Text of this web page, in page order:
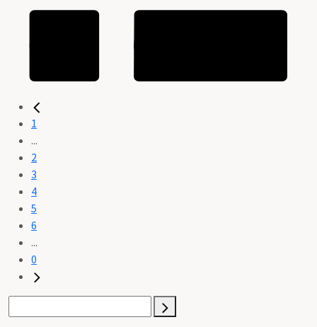
1
...
2
3
4
5
6
...
0